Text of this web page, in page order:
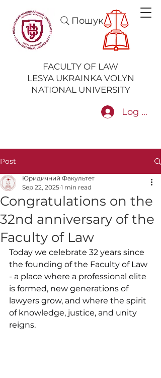
FACULTY OF LAW
LESYA UKRAINKA VOLYN
NATIONAL UNIVERSITY
Log In
Пошук
Post
Congratulations on the
32nd anniversary of the
Faculty of Law
Юридичний Факультет
Sep 22, 2025 1 min read
Today we celebrate 32 years since
the founding of the Faculty of Law
- a place where a professional elite
is formed, new generations of
lawyers grow, and where the spirit
of knowledge, justice, and unity
reigns.